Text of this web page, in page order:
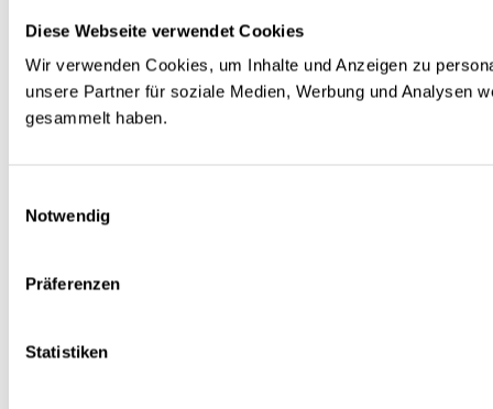
Diese Webseite verwendet Cookies
Wir verwenden Cookies, um Inhalte und Anzeigen zu
unsere Partner für soziale Medien, Werbung und Analysen
gesammelt haben.
Notwendig
Präferenzen
Statistiken